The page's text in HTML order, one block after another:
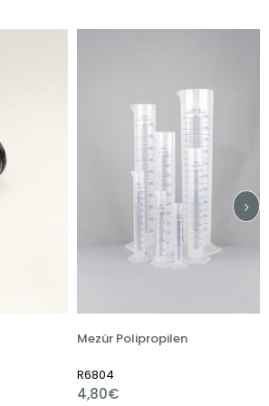
Mezür Polipropilen
R6804
4,80€